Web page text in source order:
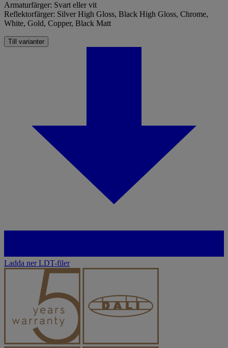
Armaturfärger: Svart eller vit
Reflektorfärger: Silver High Gloss, Black High Gloss, Chrome,
White, Gold, Copper, Black Matt
Till varianter
Ladda ner LDT-filer